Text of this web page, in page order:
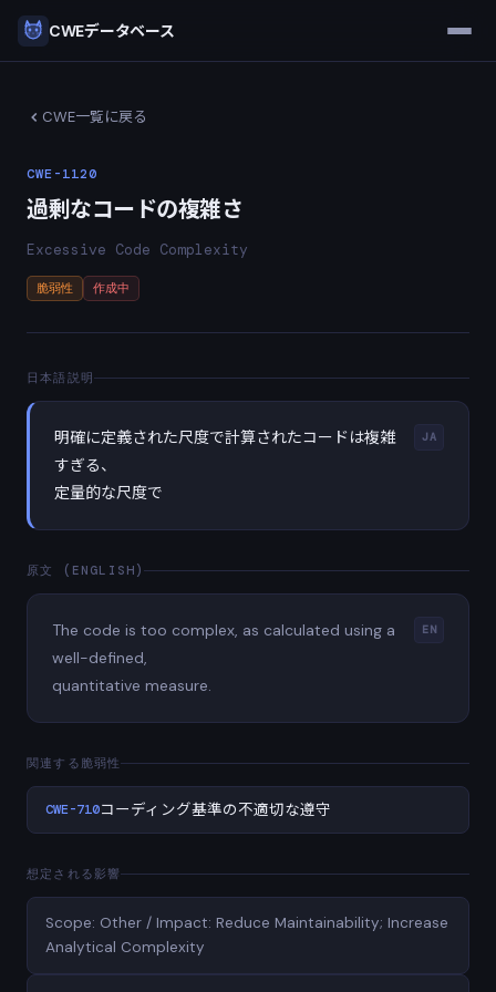
CWEデータベース
CWE一覧に戻る
CWE-1120
過剰なコードの複雑さ
Excessive Code Complexity
脆弱性 作成中
日本語説明
JA
明確に定義された尺度で計算されたコードは複雑
すぎる、
定量的な尺度で
原文 (ENGLISH)
EN
The code is too complex, as calculated using a
well-defined,
quantitative measure.
関連する脆弱性
CWE-710コーディング基準の不適切な遵守
想定される影響
Scope: Other / Impact: Reduce Maintainability; Increase
Analytical Complexity